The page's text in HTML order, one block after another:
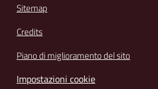
Sitemap
Credits
Piano di miglioramento del sito
Impostazioni cookie